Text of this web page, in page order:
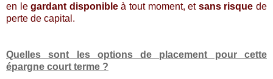
en legardant disponibleà tout moment, et sans risque de
perte de capital.
Quelles sont les options de placement pour cette
épargne court terme ?